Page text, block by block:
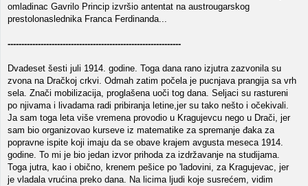
omladinac Gavrilo Princip izvršio antentat na austrougarskog
prestolonaslednika Franca Ferdinanda...
---------------------------------------------------------------
Dvadeset šesti juli 1914. godine. Toga dana rano izjutra zazvonila su
zvona na Dračkoj crkvi. Odmah zatim počela je pucnjava prangija sa vrh
sela. Znači mobilizacija, proglašena uoči tog dana. Seljaci su rastureni
po njivama i livadama radi pribiranja letine,jer su tako nešto i očekivali.
Ja sam toga leta više vremena provodio u Kragujevcu nego u Drači, jer
sam bio organizovao kurseve iz matematike za spremanje đaka za
popravne ispite koji imaju da se obave krajem avgusta meseca 1914.
godine. To mi je bio jedan izvor prihoda za izdržavanje na studijama.
Toga jutra, kao i obično, krenem pešice po 'ladovini, za Kragujevac, jer
je vladala vrućina preko dana. Na licima ljudi koje susrećem, vidim